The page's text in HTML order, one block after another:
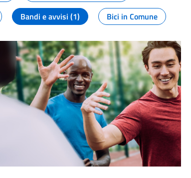
Bandi e avvisi (1) Bici in Comune